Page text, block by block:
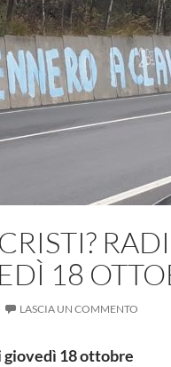
18
LASCIA UN COMMENTO
giovedì 18 ottobre